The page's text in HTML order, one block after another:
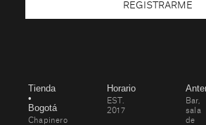
REGISTRARME
Tienda
•
Bogotá
Chapinero
Horario
EST.
2017
Bar,
sala
de